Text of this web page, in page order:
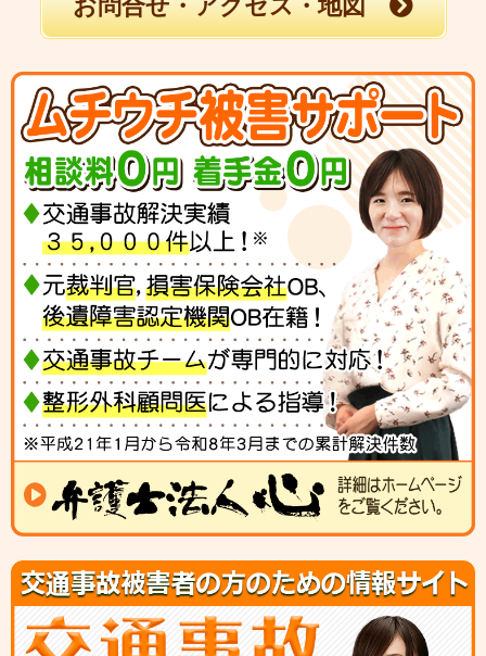
お問合せ・アクセス・地図